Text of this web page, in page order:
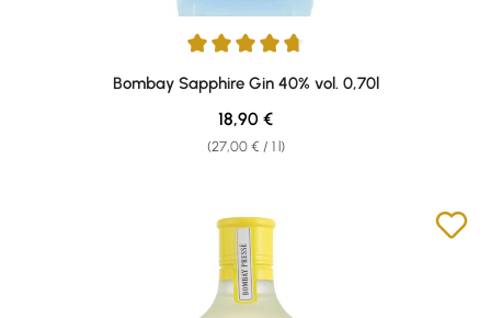
Average rating of 4.87 out of 5 stars
Bombay Sapphire Gin 40% vol. 0,70l
(27,00 € / 1 l)
Regular price:
18,90 €